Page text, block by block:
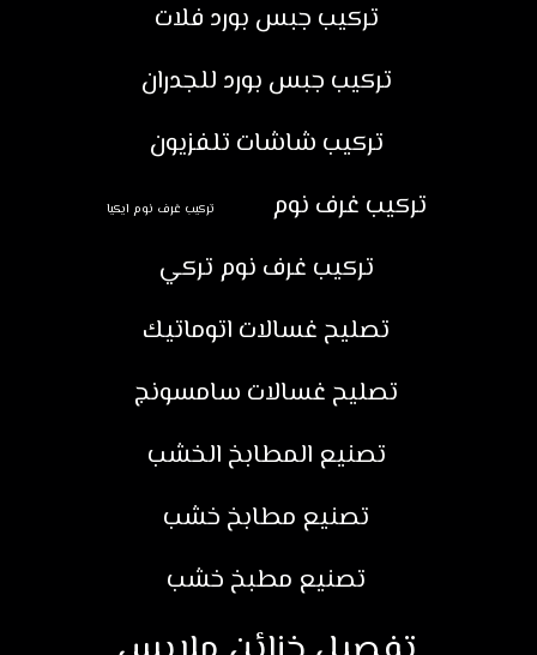
تركيب جبس بورد فلات
تركيب جبس بورد للجدران
تركيب شاشات تلفزيون
تركيب غرف نوم
تركيب غرف نوم ايكيا
تركيب غرف نوم تركي
تصليح غسالات اتوماتيك
تصليح غسالات سامسونج
تصنيع المطابخ الخشب
تصنيع مطابخ خشب
تصنيع مطبخ خشب